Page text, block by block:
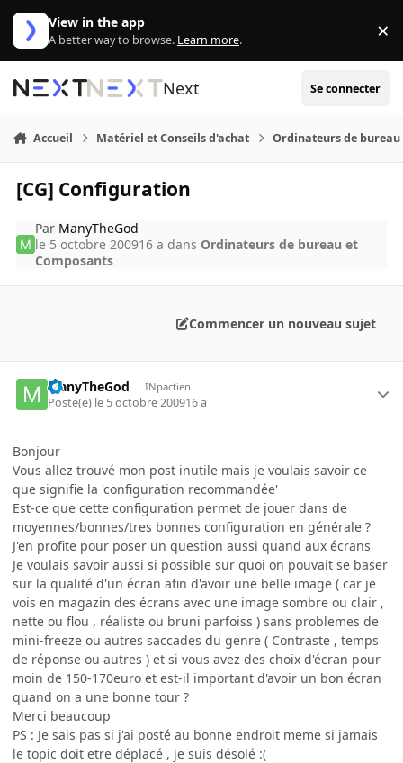
Aller au contenu
View in the app
A better way to browse. Learn more. ×
Next Se connecter
Accueil Matériel et Conseils d'achat Ordinateurs de bureau
[CG] Configuration
Par ManyTheGod
le 5 octobre 200916 a dans Ordinateurs de bureau et
Composants
Commencer un nouveau sujet
ManyTheGod INpactien
Posté(e) le 5 octobre 200916 a
Bonjour
Vous allez trouvé mon post inutile mais je voulais savoir ce
que signifie la 'configuration recommandée'
Est-ce que cette configuration permet de jouer dans de
moyennes/bonnes/tres bonnes configuration en générale ?
J'en profite pour poser un question aussi quand aux écrans
Je voulais savoir aussi si possible sur quoi on pouvait se baser
sur la qualité d'un écran afin d'avoir une belle image ( car je
vois en magazin des écrans avec une image sombre ou clair ,
nette ou flou , réaliste ou bruni parfoiss ) sans problemes de
mini-freeze ou autres saccades du genre ( Contraste , temps
de réponse ou autres ) et si vous avez des choix d'écran pour
moin de 150-170euro et est-il important d'avoir un bon écran
quand on a une bonne tour ?
Merci beaucoup
PS : Je sais pas si j'ai posté au bonne endroit meme si jamais
le topic doit etre déplacé , je suis désolé :(